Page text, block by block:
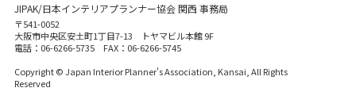
JIPAK/日本インテリアプランナー協会 関西 事務局
〒541-0052
大阪市中央区安土町1丁目7-13 トヤマビル本館 9F
電話：06-6266-5735 FAX：06-6266-5745
Copyright © Japan Interior Planner's Association, Kansai, All Rights
Reserved